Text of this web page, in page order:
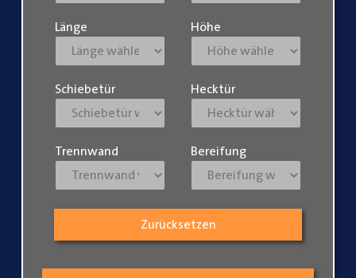
Länge Höhe
Schiebetür Hecktür
Trennwand Bereifung
Zurücksetzen